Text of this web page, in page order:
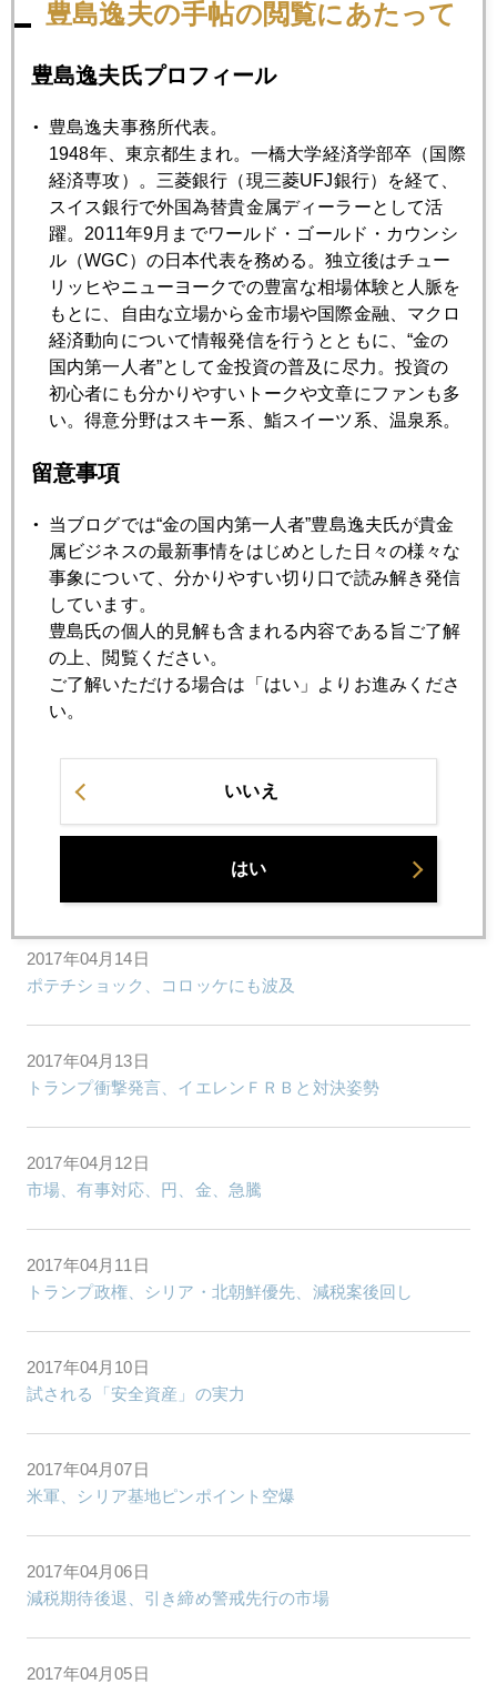
「過去最大の減税」発表、狼少年になったトランプ大統領
2017年04月26日
アジア、男余り１億人！
2017年04月25日
ヘッジファンドが見る米朝開戦の確率は？
2017年04月24日
フランス大統領選後の東京市場、世界が注目
福岡３億円現金強奪事件が貴金属関連
2017年04月20日
「北朝鮮の次はイラン」新たな地政学的要因
2017年04月19日
英国テレサ・メイ首相のビックリ決断
2017年04月18日
米国こそ為替監視対象国！
有事の円高とイエレンドル高のせめぎ合い
2017年04月14日
ポテチショック、コロッケにも波及
2017年04月13日
トランプ衝撃発言、イエレンＦＲＢと対決姿勢
2017年04月12日
市場、有事対応、円、金、急騰
2017年04月11日
トランプ政権、シリア・北朝鮮優先、減税案後回し
2017年04月10日
試される「安全資産」の実力
2017年04月07日
米軍、シリア基地ピンポイント空爆
2017年04月06日
減税期待後退、引き締め警戒先行の市場
2017年04月05日
豊島逸夫の手帖の閲覧にあたって
豊島逸夫氏プロフィール
豊島逸夫事務所代表。
1948年、東京都生まれ。一橋大学経済学部卒（国際
経済専攻）。三菱銀行（現三菱UFJ銀行）を経て、
スイス銀行で外国為替貴金属ディーラーとして活
躍。2011年9月までワールド・ゴールド・カウンシ
ル（WGC）の日本代表を務める。独立後はチュー
リッヒやニューヨークでの豊富な相場体験と人脈を
もとに、自由な立場から金市場や国際金融、マクロ
経済動向について情報発信を行うとともに、“金の
国内第一人者”として金投資の普及に尽力。投資の
初心者にも分かりやすいトークや文章にファンも多
い。得意分野はスキー系、鮨スイーツ系、温泉系。
留意事項
当ブログでは“金の国内第一人者”豊島逸夫氏が貴金
属ビジネスの最新事情をはじめとした日々の様々な
事象について、分かりやすい切り口で読み解き発信
しています。
豊島氏の個人的見解も含まれる内容である旨ご了解
の上、閲覧ください。
ご了解いただける場合は「はい」よりお進みくださ
い。
いいえ
はい